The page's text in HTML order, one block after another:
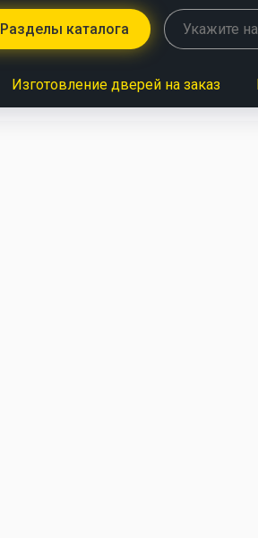
Разделы каталога
Изготовление дверей на заказ